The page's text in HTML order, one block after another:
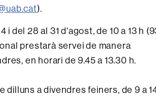
).
del 28 al 31 d'agost, de 10 a 13 h
prestarà servei de manera
en horari de 9.45 a 13.30 h.
a divendres feiners, de 9 a